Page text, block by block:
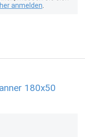
anmelden
180x50